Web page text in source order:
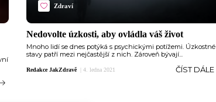
Zdraví
Nedovolte úzkosti, aby ovládla váš život
Mnoho lidí se dnes potýká s psychickými potížemi. Úzkostné
stavy patří mezi nejčastější z nich. Zároveň bývají...
Redakce JakZdravě 4. ledna 2021 ČÍST DÁLE